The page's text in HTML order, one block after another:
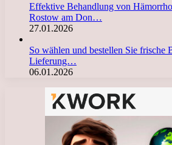
Effektive Behandlung von
Rostow am Don…
27.01.2026
So wählen und bestellen Sie frische
Lieferung…
06.01.2026